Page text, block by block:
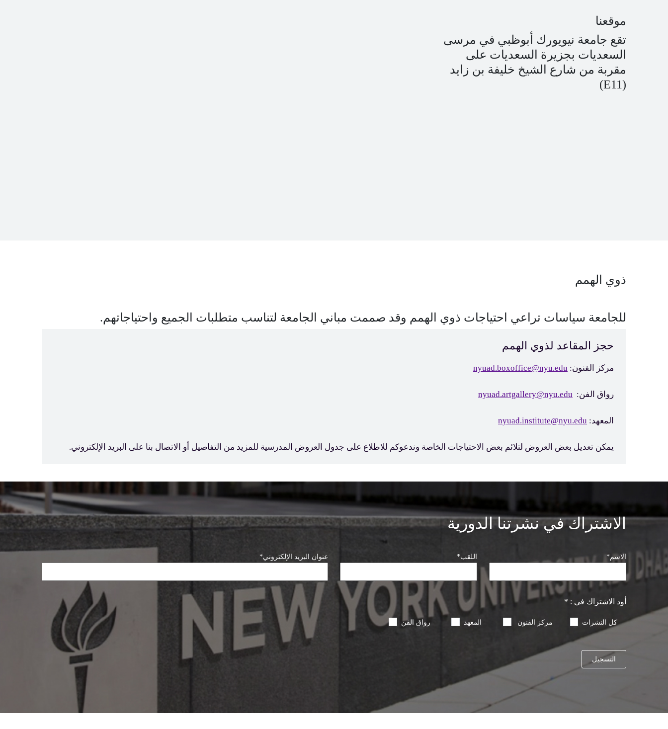
موقعنا
تقع جامعة نيويورك أبوظبي في مرسى
السعديات بجزيرة السعديات على
مقربة من شارع الشيخ خليفة بن زايد
(E11)
ذوي الهمم
للجامعة سياسات تراعي احتياجات ذوي الهمم وقد صممت مباني الجامعة لتناسب متطلبات الجميع واحتياجاتهم.
حجز المقاعد لذوي الهمم
مركز الفنون: nyuad.boxoffice@nyu.edu
رواق الفن: nyuad.artgallery@nyu.edu
المعهد: nyuad.institute@nyu.edu
يمكن تعديل بعض العروض لتلائم بعض الاحتياجات الخاصة وندعوكم للاطلاع على جدول العروض المدرسية للمزيد من التفاصيل أو الاتصال بنا على البريد الإلكتروني.
الاشتراك في نشرتنا الدورية
الاسم* اللقب* عنوان البريد الإلكتروني*
أود الاشتراك في : *
كل النشرات مركز الفنون المعهد رواق الفن
التسجيل